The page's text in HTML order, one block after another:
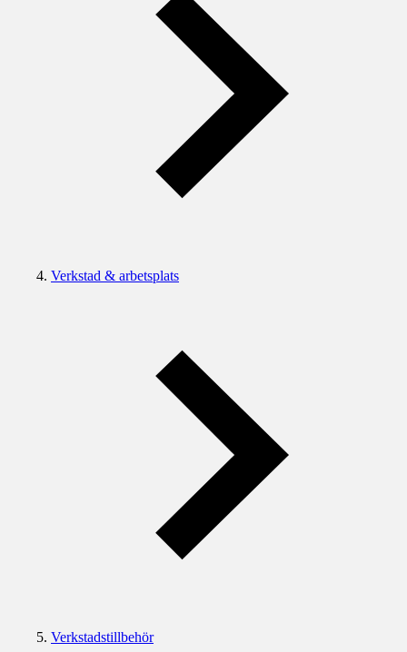
Verkstad & arbetsplats
Verkstadstillbehör